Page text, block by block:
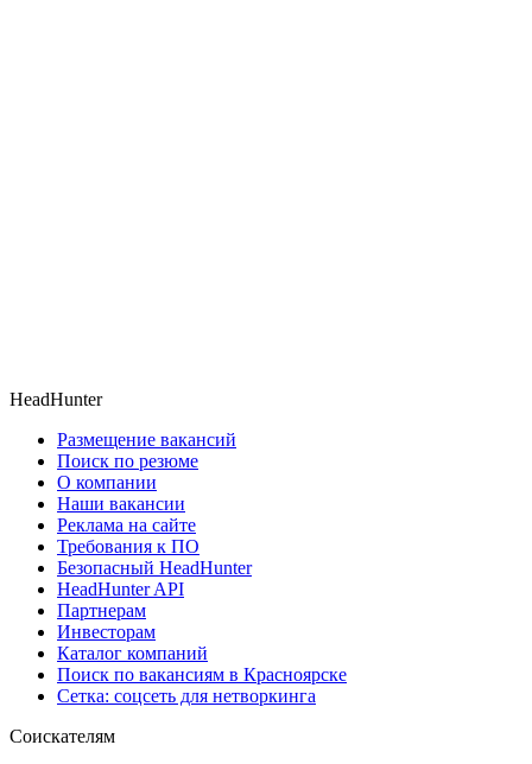
HeadHunter
Размещение вакансий
Поиск по резюме
О компании
Наши вакансии
Реклама на сайте
Требования к ПО
Безопасный HeadHunter
HeadHunter API
Партнерам
Инвесторам
Каталог компаний
Поиск по вакансиям в Красноярске
Сетка: соцсеть для нетворкинга
Соискателям